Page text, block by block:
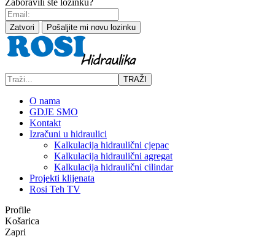
Zaboravili ste lozinku?
Zatvori Pošaljite mi novu lozinku
TRAŽI
O nama
GDJE SMO
Kontakt
Izračuni u hidraulici
Kalkulacija hidraulični cjepac
Kalkulacija hidraulični agregat
Kalkulacija hidraulični cilindar
Projekti klijenata
Rosi Teh TV
Profile
Košarica
Zapri